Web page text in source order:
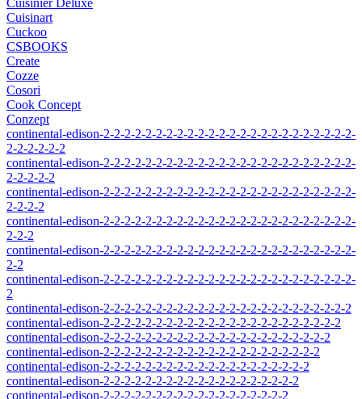
Cuisinier Deluxe
Cuisinart
Cuckoo
CSBOOKS
Create
Cozze
Cosori
Cook Concept
Conzept
continental-edison-2-2-2-2-2-2-2-2-2-2-2-2-2-2-2-2-2-2-2-2-2-2-2-2-
2-2-2-2-2-2
continental-edison-2-2-2-2-2-2-2-2-2-2-2-2-2-2-2-2-2-2-2-2-2-2-2-2-
2-2-2-2-2
continental-edison-2-2-2-2-2-2-2-2-2-2-2-2-2-2-2-2-2-2-2-2-2-2-2-2-
2-2-2-2
continental-edison-2-2-2-2-2-2-2-2-2-2-2-2-2-2-2-2-2-2-2-2-2-2-2-2-
2-2-2
continental-edison-2-2-2-2-2-2-2-2-2-2-2-2-2-2-2-2-2-2-2-2-2-2-2-2-
2-2
continental-edison-2-2-2-2-2-2-2-2-2-2-2-2-2-2-2-2-2-2-2-2-2-2-2-2-
2
continental-edison-2-2-2-2-2-2-2-2-2-2-2-2-2-2-2-2-2-2-2-2-2-2-2-2
continental-edison-2-2-2-2-2-2-2-2-2-2-2-2-2-2-2-2-2-2-2-2-2-2-2
continental-edison-2-2-2-2-2-2-2-2-2-2-2-2-2-2-2-2-2-2-2-2-2-2
continental-edison-2-2-2-2-2-2-2-2-2-2-2-2-2-2-2-2-2-2-2-2-2
continental-edison-2-2-2-2-2-2-2-2-2-2-2-2-2-2-2-2-2-2-2-2
continental-edison-2-2-2-2-2-2-2-2-2-2-2-2-2-2-2-2-2-2-2
continental-edison-2-2-2-2-2-2-2-2-2-2-2-2-2-2-2-2-2-2